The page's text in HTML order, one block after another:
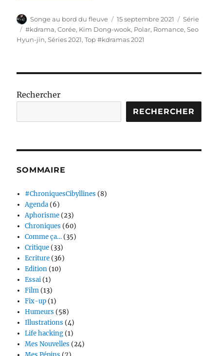
Auteur
Songe au bord du fleuve
Publié
le
15 septembre 2021 Catégories
Série
Étiquettes
#kdrama,Corée, Kim Dong-wook, Polar, Romance,Seo
Hyun-jin,Séries 2021,Top #kdramas 2021
Rechercher
RECHERCHER
SOMMAIRE
#ChroniquesCibyllines (8)
Agenda(6)
Aphorisme(23)
Chroniques (60)
Comme ça…(35)
Critique(33)
Ecriture(36)
Edition(10)
Essai(1)
Film(13)
Fix-up(1)
Humeurs (58)
Illustrations (4)
Life hacking(1)
Mes Nouvelles (24)